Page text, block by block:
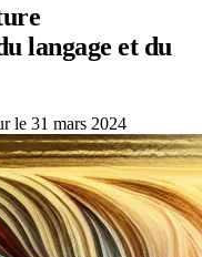
langage et du
le 31 mars 2024